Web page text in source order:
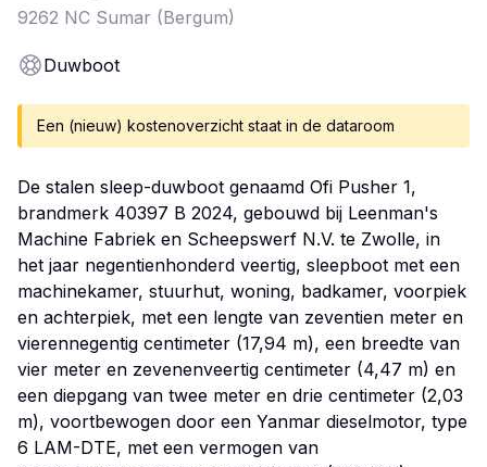
9262 NC Sumar (Bergum)
Duwboot
Een (nieuw) kostenoverzicht staat in de dataroom
De stalen sleep-duwboot genaamd Ofi Pusher 1,
brandmerk 40397 B 2024, gebouwd bij Leenman's
Machine Fabriek en Scheepswerf N.V. te Zwolle, in
het jaar negentienhonderd veertig, sleepboot met een
machinekamer, stuurhut, woning, badkamer, voorpiek
en achterpiek, met een lengte van zeventien meter en
vierennegentig centimeter (17,94 m), een breedte van
vier meter en zevenenveertig centimeter (4,47 m) en
een diepgang van twee meter en drie centimeter (2,03
m), voortbewogen door een Yanmar dieselmotor, type
6 LAM-DTE, met een vermogen van